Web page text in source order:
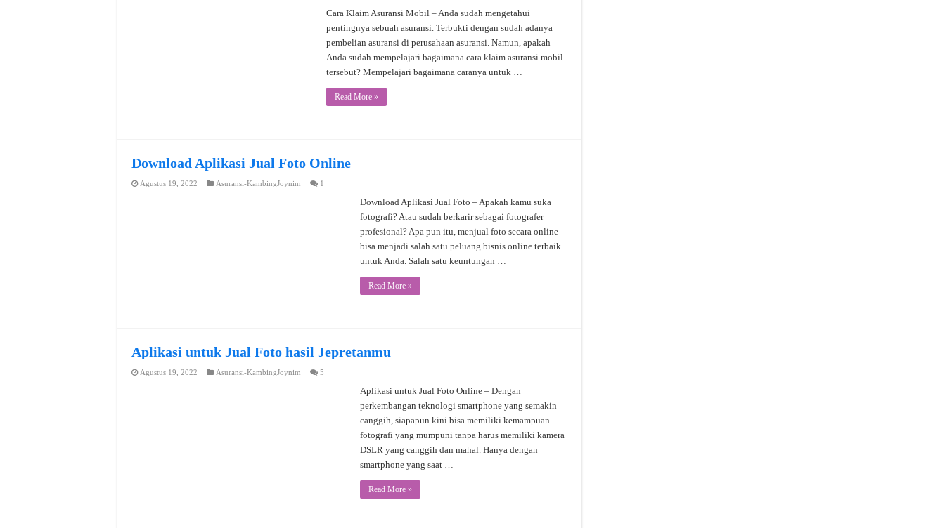
Cara Klaim Asuransi Mobil – Anda sudah mengetahui
pentingnya sebuah asuransi. Terbukti dengan sudah adanya
pembelian asuransi di perusahaan asuransi. Namun, apakah
Anda sudah mempelajari bagaimana cara klaim asuransi mobil
tersebut? Mempelajari bagaimana caranya untuk …
Read More »
Download Aplikasi Jual Foto Online
Agustus 19, 2022 Asuransi-KambingJoynim 1
Download Aplikasi Jual Foto – Apakah kamu suka
fotografi? Atau sudah berkarir sebagai fotografer
profesional? Apa pun itu, menjual foto secara online
bisa menjadi salah satu peluang bisnis online terbaik
untuk Anda. Salah satu keuntungan …
Read More »
Aplikasi untuk Jual Foto hasil Jepretanmu
Agustus 19, 2022 Asuransi-KambingJoynim 5
Aplikasi untuk Jual Foto Online – Dengan
perkembangan teknologi smartphone yang semakin
canggih, siapapun kini bisa memiliki kemampuan
fotografi yang mumpuni tanpa harus memiliki kamera
DSLR yang canggih dan mahal. Hanya dengan
smartphone yang saat …
Read More »